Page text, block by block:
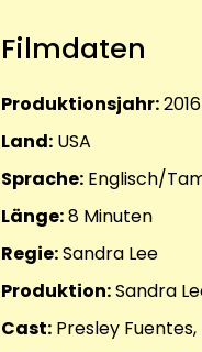
Filmdaten
Produktionsjahr:2016
Land: USA
Sprache: Englisch/
Länge:8 Minuten
Regie:Sandra Lee
Produktion:Sandra
Cast: Presley